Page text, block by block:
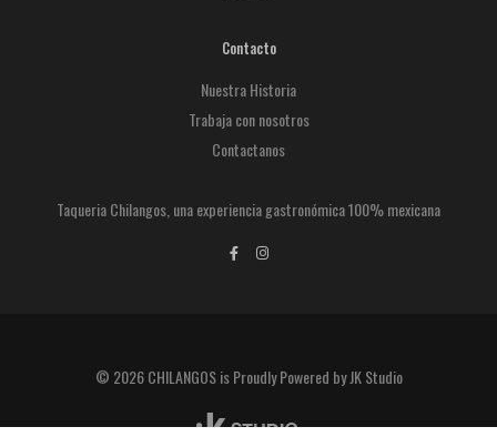
Contacto
Nuestra Historia
Trabaja con nosotros
Contactanos
Taqueria Chilangos, una experiencia gastronómica 100% mexicana
© 2026 CHILANGOS is Proudly Powered by JK Studio